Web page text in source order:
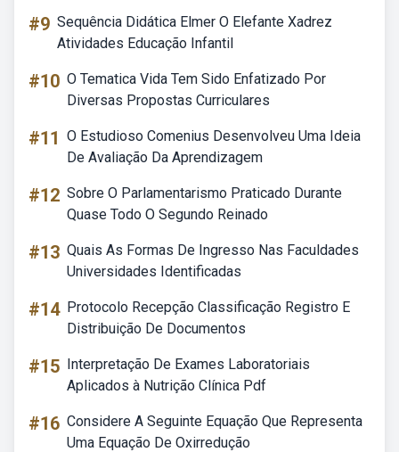
#9 Sequência Didática Elmer O Elefante Xadrez
Atividades Educação Infantil
#10 O Tematica Vida Tem Sido Enfatizado Por
Diversas Propostas Curriculares
#11 O Estudioso Comenius Desenvolveu Uma Ideia
De Avaliação Da Aprendizagem
#12 Sobre O Parlamentarismo Praticado Durante
Quase Todo O Segundo Reinado
#13 Quais As Formas De Ingresso Nas Faculdades
Universidades Identificadas
#14 Protocolo Recepção Classificação Registro E
Distribuição De Documentos
#15 Interpretação De Exames Laboratoriais
Aplicados à Nutrição Clínica Pdf
#16 Considere A Seguinte Equação Que Representa
Uma Equação De Oxirredução